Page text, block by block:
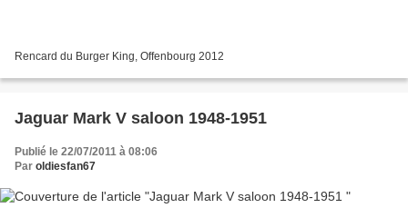
Rencard du Burger King, Offenbourg 2012
Jaguar Mark V saloon 1948-1951
Publié le 22/07/2011 à 08:06
Par oldiesfan67